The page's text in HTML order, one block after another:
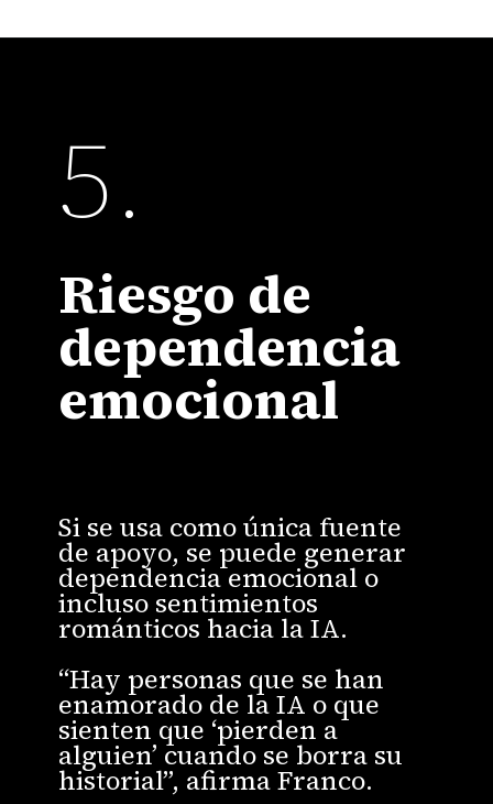
Riesgo de
dependencia
emocional
Si se usa como única fuente
de apoyo, se puede generar
dependencia emocional o
incluso sentimientos
románticos hacia la IA.
“Hay personas que se han
enamorado de la IA o que
sienten que ‘pierden a
alguien’ cuando se borra su
historial”, afirma Franco.
5.